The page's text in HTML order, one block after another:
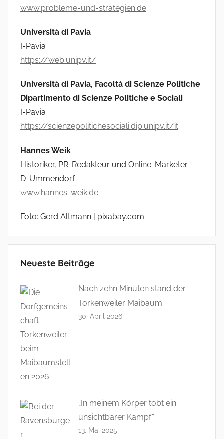
www.probleme-und-strategien.de
Università di Pavia
I-Pavia
https://web.unipv.it/
Università di Pavia, Facoltà di Scienze Politiche
Dipartimento di Scienze Politiche e Sociali
I-Pavia
https://scienzepolitichesociali.dip.unipv.it/it
Hannes Weik
Historiker, PR-Redakteur und Online-Marketer
D-Ummendorf
www.hannes-weik.de
Foto: Gerd Altmann | pixabay.com
Neueste Beiträge
Nach zehn Minuten stand der
Torkenweiler Maibaum
30. April 2026
„In meinem Körper tobt ein
unsichtbarer Kampf“
13. Mai 2025